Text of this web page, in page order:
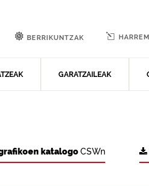
GARATZAILEAK
BERRIKUNTZAK
katalogoCSWn